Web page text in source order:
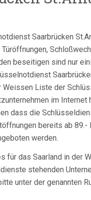
Saarbrücken
beseitigen sind nur
Weissen Liste der
im Internet
dass die
bereits ab 89.-
werden.
für das Saarland in der
stehenden
unter der genannten